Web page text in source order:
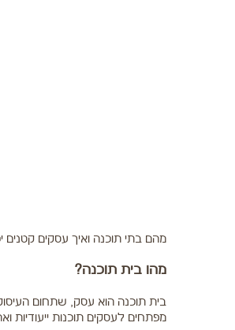
מהם בתי תוכנה ואיך עסקים
מהו בית תוכנה?
בית תוכנה הוא עסק, שתחום
מפתחים לעסקים תוכנות ייעודיות